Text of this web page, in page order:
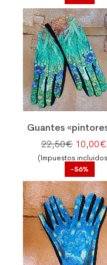
Guantes
22,50€ El
10,00€
(Impuestos
-56%